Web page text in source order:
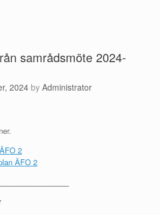
samrådsmöte 2024-
2024 by Administrator
2
ÄFO 2